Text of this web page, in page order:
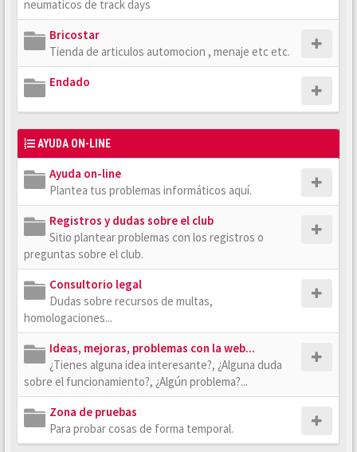
neumaticos de track days
Bricostar
Tienda de articulos automocion , menaje etc etc.
Endado
AYUDA ON-LINE
Ayuda on-line
Plantea tus problemas informáticos aquí.
Registros y dudas sobre el club
Sitio plantear problemas con los registros o
preguntas sobre el club.
Consultorio legal
Dudas sobre recursos de multas,
homologaciones...
Ideas, mejoras, problemas con la web...
¿Tienes alguna idea interesante?, ¿Alguna duda
sobre el funcionamiento?, ¿Algún problema?...
Zona de pruebas
Para probar cosas de forma temporal.